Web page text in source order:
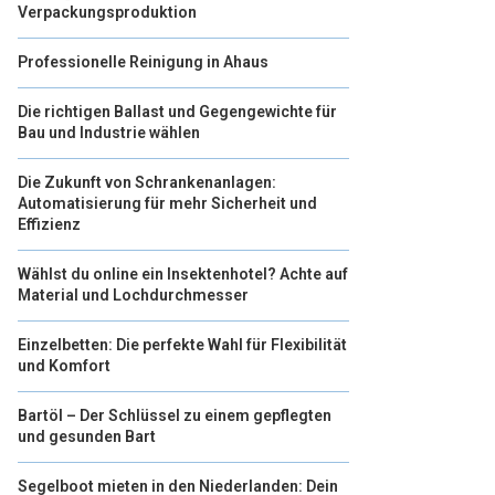
Verpackungsproduktion
Professionelle Reinigung in Ahaus
Die richtigen Ballast und Gegengewichte für
Bau und Industrie wählen
Die Zukunft von Schrankenanlagen:
Automatisierung für mehr Sicherheit und
Effizienz
Wählst du online ein Insektenhotel? Achte auf
Material und Lochdurchmesser
Einzelbetten: Die perfekte Wahl für Flexibilität
und Komfort
Bartöl – Der Schlüssel zu einem gepflegten
und gesunden Bart
Segelboot mieten in den Niederlanden: Dein